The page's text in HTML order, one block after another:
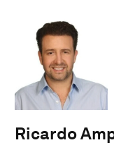
Ricardo